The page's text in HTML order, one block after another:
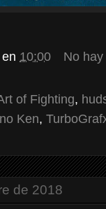
en 10:00 No
of Fighting,
Ken,
de 2018